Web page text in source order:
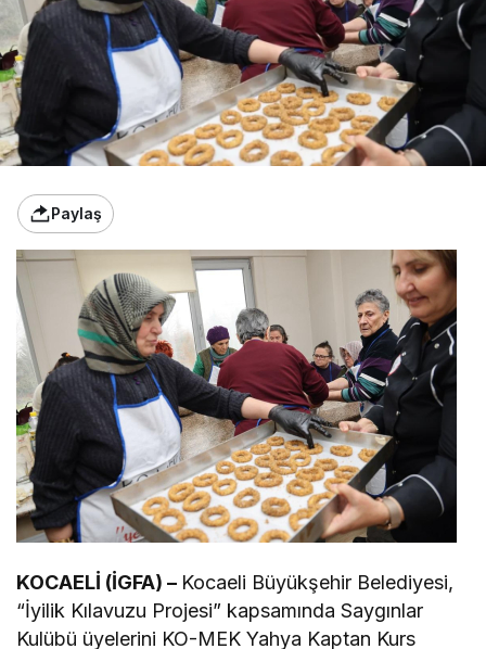
Paylaş
KOCAELİ (İGFA) – Kocaeli Büyükşehir Belediyesi,
“İyilik Kılavuzu Projesi” kapsamında Saygınlar
Kulübü üyelerini KO-MEK Yahya Kaptan Kurs